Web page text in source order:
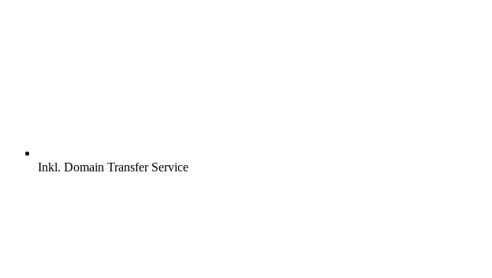
Inkl. Domain Transfer Service